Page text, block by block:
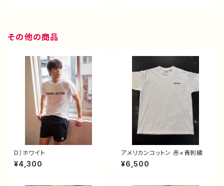
その他の商品
D）ホワイト
¥4,300
アメリカンコットン 赤×青刺繍
¥6,500